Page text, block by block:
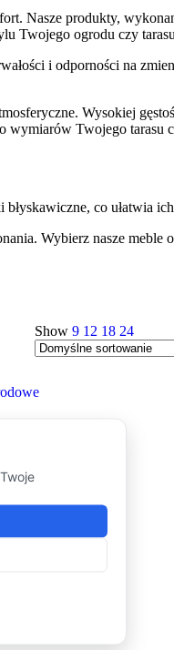
Nasze produkty,
Twojego ogrodu czy
i odporności na
Wysokiej
wymiarów Twojego tarasu
co ułatwia
Wybierz nasze meble
Show9 12 1824